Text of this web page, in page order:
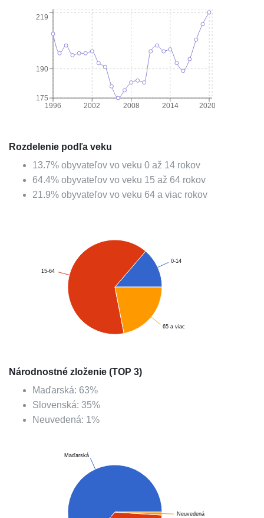
1996 2002 2008 2014 2020
175
190
219
Rozdelenie podľa veku
13.7% obyvateľov vo veku 0 až 14 rokov
64.4% obyvateľov vo veku 15 až 64 rokov
21.9% obyvateľov vo veku 64 a viac rokov
0-14
15-64
65 a viac
Národnostné zloženie (TOP 3)
Maďarská: 63%
Slovenská: 35%
Neuvedená: 1%
Maďarská
Neuvedená